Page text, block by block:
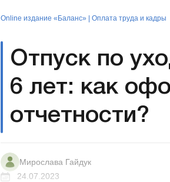
Online издание «Баланс» Оплата труда и кадры
Отпуск по
6 лет: как
отчетности?
Мирослава Гайдук
24.07.2023